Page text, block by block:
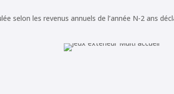
selon les revenus annuels de l’année N-2 ans